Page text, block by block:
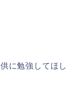
に勉強してほし